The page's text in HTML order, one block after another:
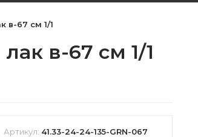
в-67 см 1/1
в-67 см 1/1
Артикул: 41.33-24-24-135-GRN-067